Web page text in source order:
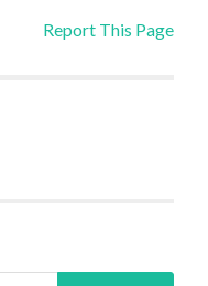
Report This Page